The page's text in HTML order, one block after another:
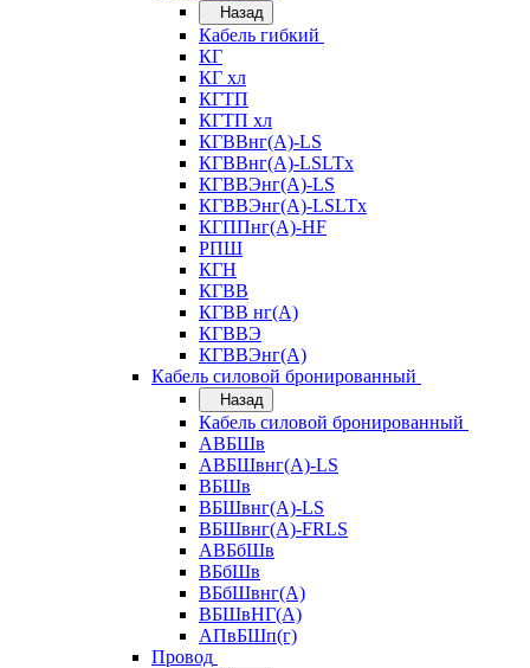
Назад
Кабель гибкий
КГ
КГ хл
КГТП
КГТП хл
КГВВнг(А)-LS
КГВВнг(А)-LSLTx
КГВВЭнг(А)-LS
КГВВЭнг(А)-LSLTx
КГППнг(А)-HF
РПШ
КГН
КГВВ
КГВВ нг(А)
КГВВЭ
КГВВЭнг(А)
Кабель силовой бронированный
Назад
Кабель силовой бронированный
АВБШв
АВБШвнг(А)-LS
ВБШв
ВБШвнг(А)-LS
ВБШвнг(А)-FRLS
АВБбШв
ВБбШв
ВБбШвнг(А)
ВБШвНГ(А)
АПвБШп(г)
Провод